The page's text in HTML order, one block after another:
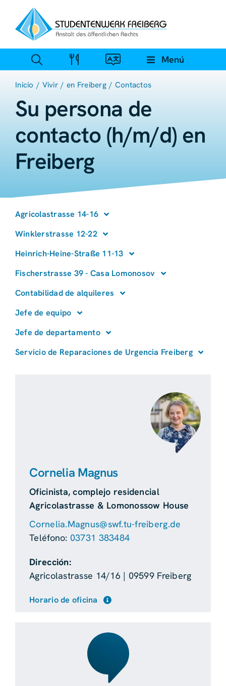
contenido
Menú
Inicio Vivir en Freiberg Contactos
Su persona de
contacto (h/m/d) en
Freiberg
Agricolastrasse 14-16
Winklerstrasse 12-22
Heinrich-Heine-Straße 11-13
Fischerstrasse 39 - Casa Lomonosov
Contabilidad de alquileres
Jefe de equipo
Jefe de departamento
Servicio de Reparaciones de Urgencia Freiberg
Cornelia Magnus
Oficinista, complejo residencial
Agricolastrasse & Lomonossow House
Cornelia.Magnus@swf.tu-freiberg.de
Teléfono: 03731 383484
Dirección:
Agricolastrasse 14/16 | 09599 Freiberg
Horario de oficina